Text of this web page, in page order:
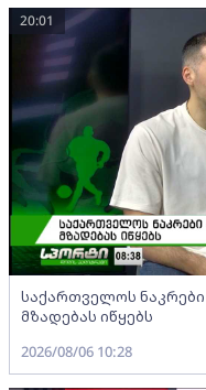
საქართველოს
მზადებას იწყებს
20:01
2026/08/06 10:28